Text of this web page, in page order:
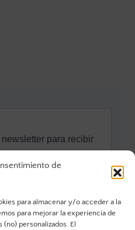
de
para almacenar y/o acceder a la
para mejorar la experiencia de
personalizados. El